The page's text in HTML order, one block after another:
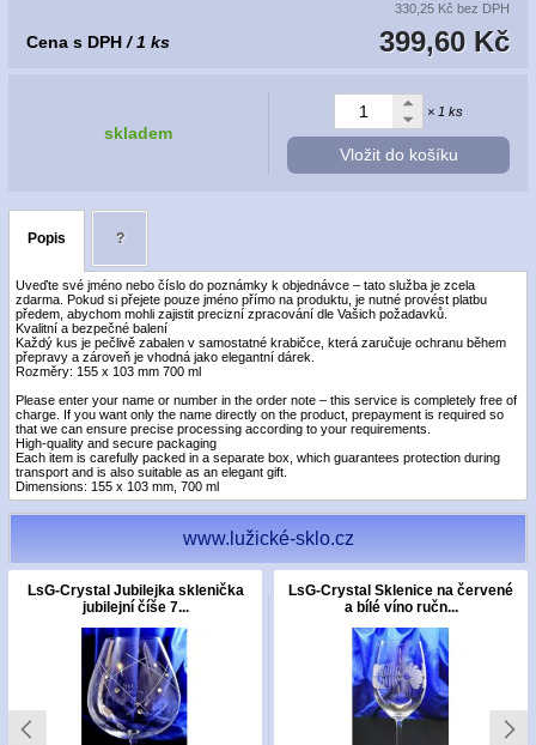
330,25 Kč bez DPH
399,60 Kč
Cena s DPH / 1 ks
skladem
× 1 ks
Vložit do košíku
Popis ?
Uveďte své jméno nebo číslo do poznámky k objednávce – tato služba je zcela
zdarma. Pokud si přejete pouze jméno přímo na produktu, je nutné provést platbu
předem, abychom mohli zajistit precizní zpracování dle Vašich požadavků.
Kvalitní a bezpečné balení
Každý kus je pečlivě zabalen v samostatné krabičce, která zaručuje ochranu během
přepravy a zároveň je vhodná jako elegantní dárek.
Rozměry: 155 x 103 mm 700 ml
Please enter your name or number in the order note – this service is completely free of
charge. If you want only the name directly on the product, prepayment is required so
that we can ensure precise processing according to your requirements.
High-quality and secure packaging
Each item is carefully packed in a separate box, which guarantees protection during
transport and is also suitable as an elegant gift.
Dimensions: 155 x 103 mm, 700 ml
www.lužické-sklo.cz
LsG-Crystal Jubilejka sklenička
jubilejní číše 7...
LsG-Crystal Sklenice na červené
a bílé víno ručn...